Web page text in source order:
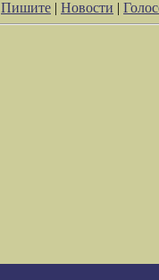
Пишите | Новости |